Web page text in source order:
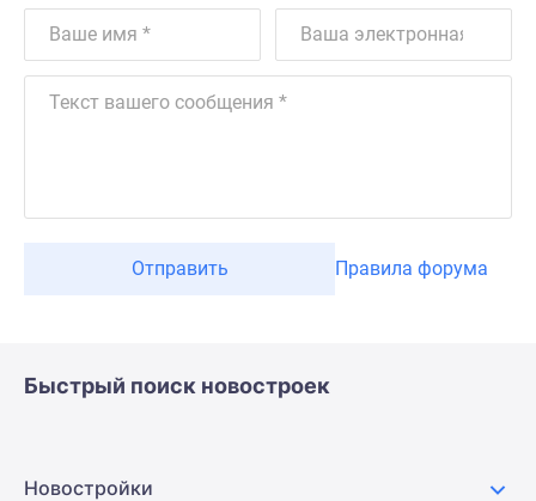
Отправить Правила форума
Быстрый поиск новостроек
Новостройки